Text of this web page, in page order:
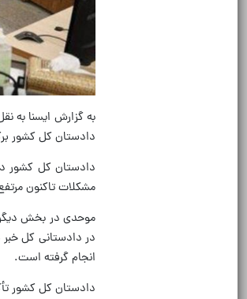
به گزارش ایسنا به
دادستان کل کشور
دادستان کل کشور
مشکلات تاکنون
موحدی در بخش
در دادستانی کل
انجام گرفته است.
دادستان کل کشور